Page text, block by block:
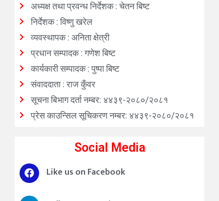
अध्यक्ष तथा प्रवन्ध निर्देशक : चेतन बिष्ट
निर्देशक : विष्णु खरेल
व्यवस्थापक : अनिता क्षेत्री
प्रधान सम्पादक : गणेश बिष्ट
कार्यकारी सम्पादक : पुष्पा बिष्ट
संवाददाता : राज कुँवर
सूचना बिभाग दर्ता नम्बर: ४४३९-२०८०/२०८१
प्रेस काउन्सिल सूचिकरण नम्बर: ४४३९-२०८०/२०८१
Social Media
Like us on Facebook